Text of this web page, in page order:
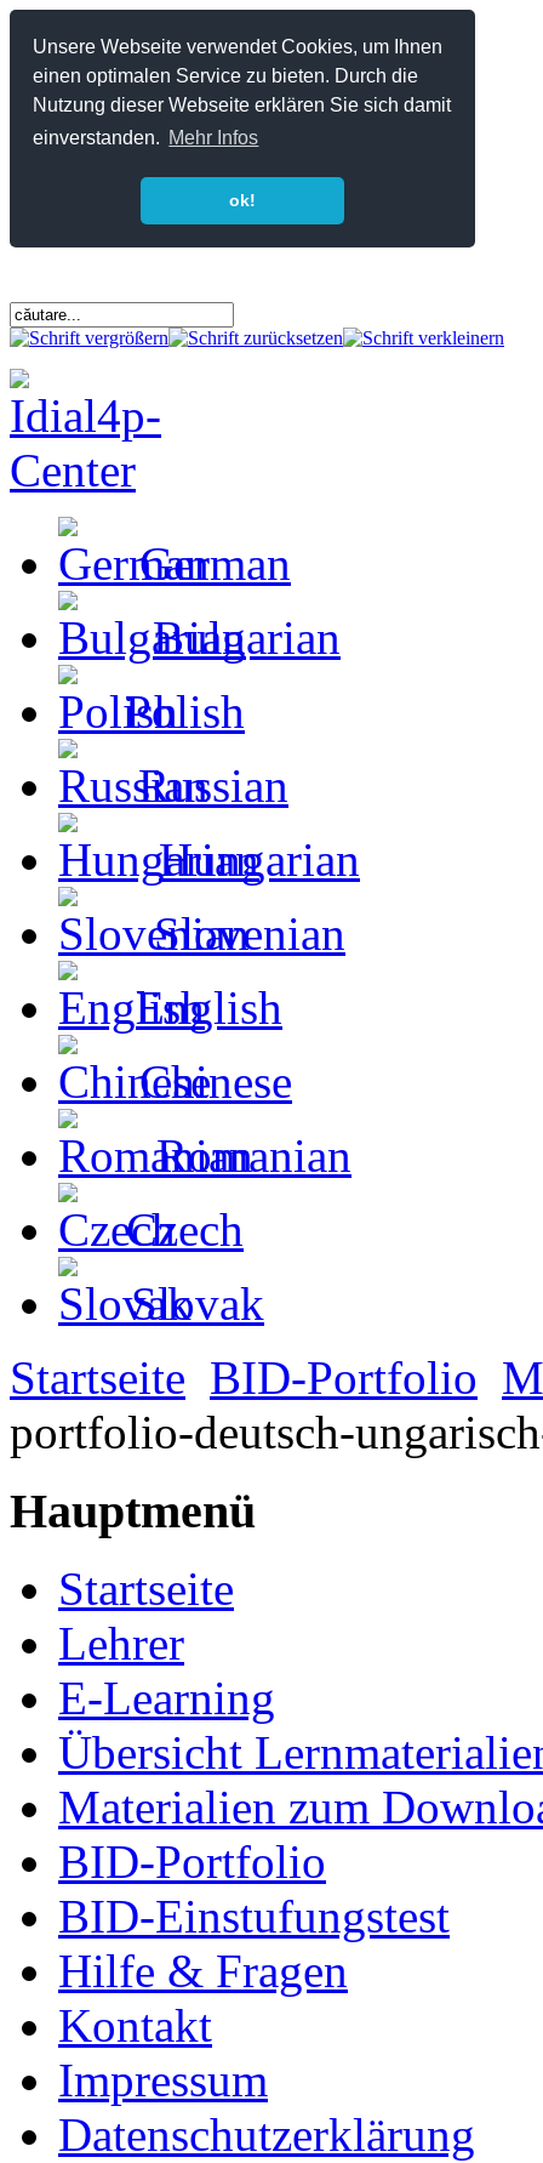
Unsere Webseite verwendet Cookies, um Ihnen
einen optimalen Service zu bieten. Durch die
Nutzung dieser Webseite erklären Sie sich damit
einverstanden. Mehr Infos
ok!
German
Bulgarian
Polish
Russian
Hungarian
Slovenian
English
Chinese
Romanian
Czech
Slovak
Startseite BID-Portfolio
portfolio-deutsch-
Hauptmenü
Startseite
Lehrer
E-Learning
Übersicht
Materialien zum
BID-Portfolio
BID-Einstufungstest
Hilfe & Fragen
Kontakt
Impressum
Datenschutzerklärung